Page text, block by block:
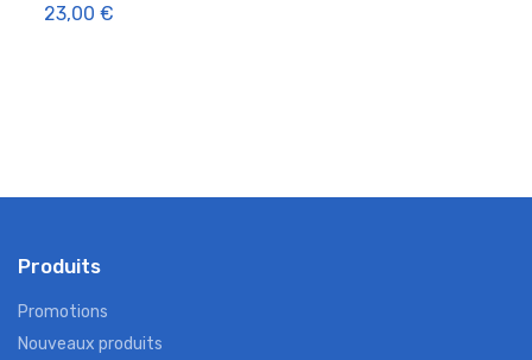
23,00 €
Produits
Promotions
Nouveaux produits